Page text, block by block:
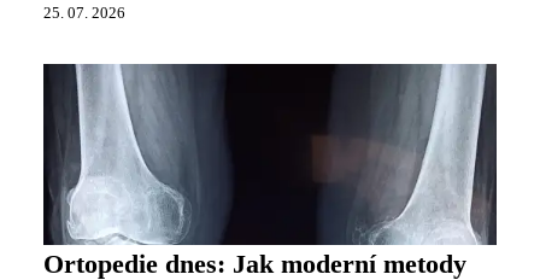
25. 07. 2026
Ortopedie dnes: Jak moderní metody